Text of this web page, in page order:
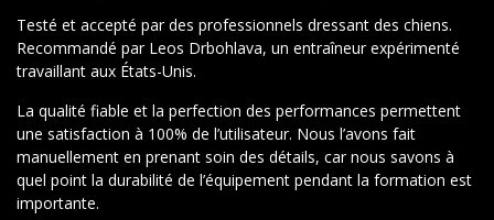
Testé et accepté par des professionnels dressant des chiens.
Recommandé par Leos Drbohlava, un entraîneur expérimenté
travaillant aux États-Unis.
La qualité fiable et la perfection des performances permettent
une satisfaction à 100% de l’utilisateur. Nous l’avons fait
manuellement en prenant soin des détails, car nous savons à
quel point la durabilité de l’équipement pendant la formation est
importante.